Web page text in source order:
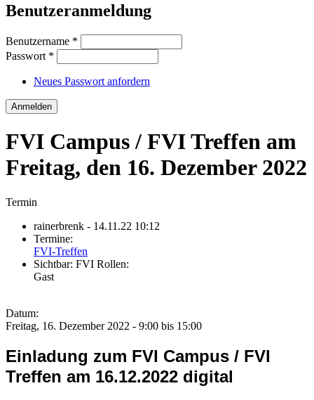
Benutzeranmeldung
Benutzername *
Passwort *
Neues Passwort anfordern
FVI Campus / FVI Treffen am
Freitag, den 16. Dezember 2022
Termin
rainerbrenk - 14.11.22 10:12
Termine:
FVI-Treffen
Sichtbar: FVI Rollen:
Gast
Datum:
Freitag, 16. Dezember 2022 - 9:00 bis 15:00
Einladung zum FVI Campus / FVI
Treffen am 16.12.2022 digital